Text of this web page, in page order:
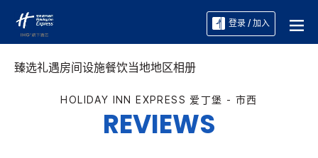
登录 / 加入
臻选礼遇房间设施餐饮当地地区相册
HOLIDAY INN EXPRESS 爱丁堡 - 市西
REVIEWS